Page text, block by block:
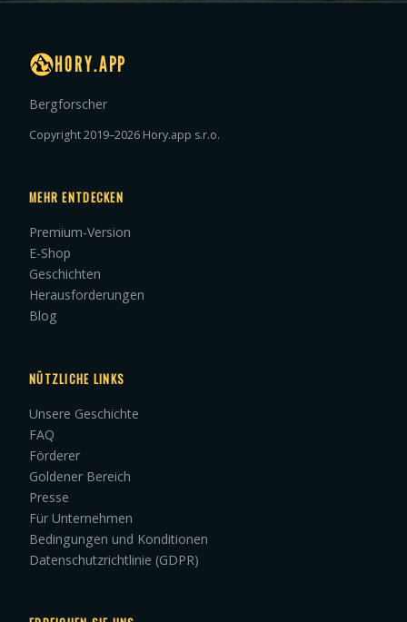
HORY.APP
Bergforscher
Copyright 2019–2026 Hory.app s.r.o.
MEHR ENTDECKEN
Premium-Version
E-Shop
Geschichten
Herausforderungen
Blog
NÜTZLICHE LINKS
Unsere Geschichte
FAQ
Förderer
Goldener Bereich
Presse
Für Unternehmen
Bedingungen und Konditionen
Datenschutzrichtlinie (GDPR)